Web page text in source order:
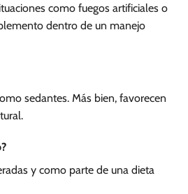
como fuegos artificiales o
dentro de un manejo
sedantes. Más bien, favorecen
y como parte de una dieta